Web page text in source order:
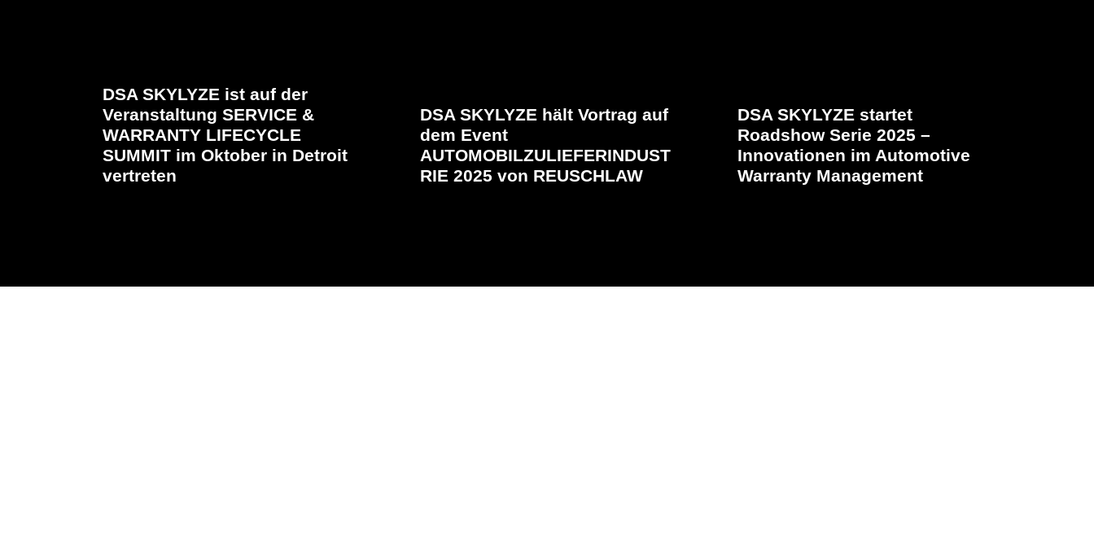
DSA SKYLYZE ist auf der
Veranstaltung SERVICE &
WARRANTY LIFECYCLE
SUMMIT im Oktober in Detroit
vertreten
DSA SKYLYZE hält Vortrag auf
dem Event
AUTOMOBILZULIEFERINDUST
RIE 2025 von REUSCHLAW
DSA SKYLYZE startet
Roadshow Serie 2025 –
Innovationen im Automotive
Warranty Management